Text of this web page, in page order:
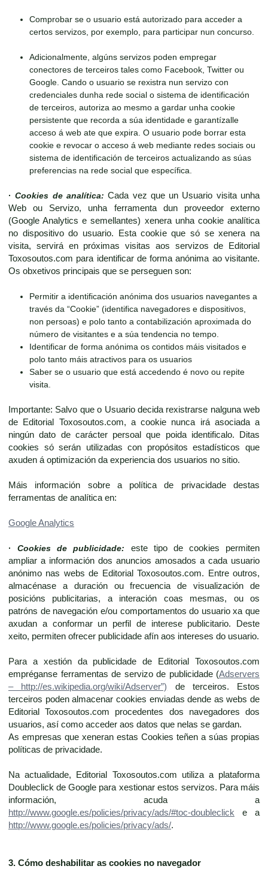
Comprobar se o usuario está autorizado para acceder a
certos servizos, por exemplo, para participar nun concurso.
Adicionalmente, algúns servizos poden empregar
conectores de terceiros tales como Facebook, Twitter ou
Google. Cando o usuario se rexistra nun servizo con
credenciales dunha rede social o sistema de identificación
de terceiros, autoriza ao mesmo a gardar unha cookie
persistente que recorda a súa identidade e garantízalle
acceso á web ate que expira. O usuario pode borrar esta
cookie e revocar o acceso á web mediante redes sociais ou
sistema de identificación de terceiros actualizando as súas
preferencias na rede social que específica.
·Cookies de analítica: Cada vez que un Usuario visita unha
Web ou Servizo, unha ferramenta dun proveedor externo
(Google Analytics e semellantes) xenera unha cookie analítica
no dispositivo do usuario. Esta cookie que só se xenera na
visita, servirá en próximas visitas aos servizos de Editorial
Toxosoutos.com para identificar de forma anónima ao visitante.
Os obxetivos principais que se perseguen son:
Permitir a identificación anónima dos usuarios navegantes a
través da “Cookie” (identifica navegadores e dispositivos,
non persoas) e polo tanto a contabilización aproximada do
número de visitantes e a súa tendencia no tempo.
Identificar de forma anónima os contidos máis visitados e
polo tanto máis atractivos para os usuarios
Saber se o usuario que está accedendo é novo ou repite
visita.
Importante: Salvo que o Usuario decida rexistrarse nalguna web
de Editorial Toxosoutos.com, a cookie nunca irá asociada a
ningún dato de carácter persoal que poida identificalo. Ditas
cookies só serán utilizadas con propósitos estadísticos que
axuden á optimización da experiencia dos usuarios no sitio.
Máis información sobre a política de privacidade destas
ferramentas de analítica en:
Google Analytics
·Cookies de publicidade: este tipo de cookies permiten
ampliar a información dos anuncios amosados a cada usuario
anónimo nas webs de Editorial Toxosoutos.com. Entre outros,
almacénase a duración ou frecuencia de visualización de
posicións publicitarias, a interación coas mesmas, ou os
patróns de navegación e/ou comportamentos do usuario xa que
axudan a conformar un perfil de interese publicitario. Deste
xeito, permiten ofrecer publicidade afín aos intereses do usuario.
Para a xestión da publicidade de Editorial Toxosoutos.com
empréganse ferramentas de servizo de publicidade (Adservers
– http://es.wikipedia.org/wiki/Adserver”) de terceiros. Estos
terceiros poden almacenar cookies enviadas dende as webs de
Editorial Toxosoutos.com procedentes dos navegadores dos
usuarios, así como acceder aos datos que nelas se gardan.
As empresas que xeneran estas Cookies teñen a súas propias
políticas de privacidade.
Na actualidade, Editorial Toxosoutos.com utiliza a plataforma
Doubleclick de Google para xestionar estos servizos. Para máis
información, acuda a
http://www.google.es/policies/privacy/ads/#toc-doubleclick e a
http://www.google.es/policies/privacy/ads/.
3. Cómo deshabilitar as cookies no navegador